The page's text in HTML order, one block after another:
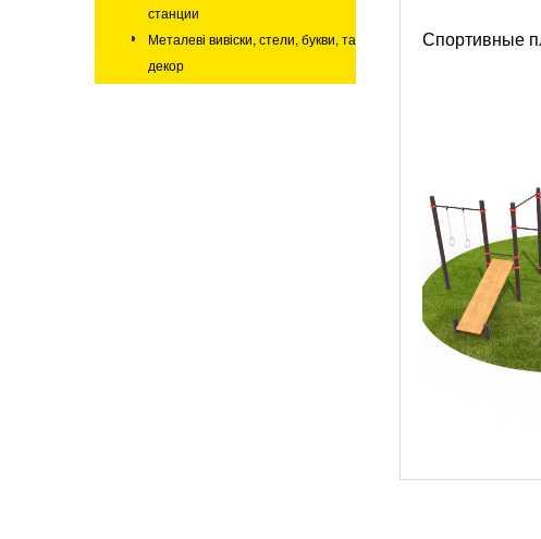
станции
Металеві вивіски, стели, букви, та
декор
Спортивные